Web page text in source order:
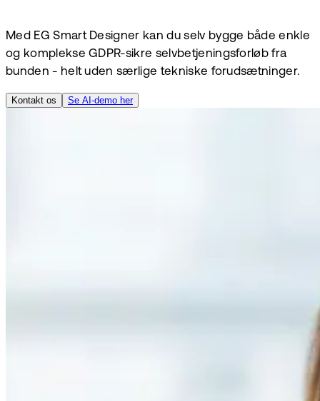
Med EG Smart Designer kan du selv bygge både enkle
og komplekse GDPR-sikre selvbetjeningsforløb fra
bunden - helt uden særlige tekniske forudsætninger.
Kontakt os Se AI-demo her